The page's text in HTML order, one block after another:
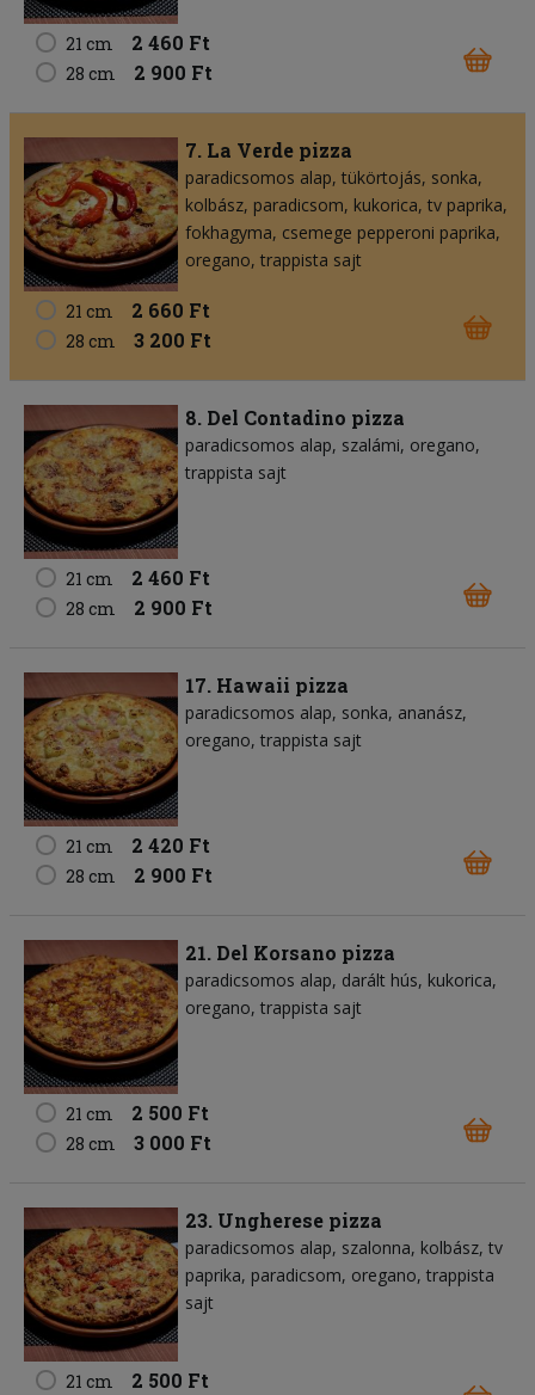
21 cm 2 460 Ft
28 cm 2 900 Ft
7. La Verde pizza
paradicsomos alap tükörtojás sonka
kolbász paradicsom kukorica tv paprika
fokhagyma csemege pepperoni paprika
oregano trappista sajt
21 cm 2 660 Ft
28 cm 3 200 Ft
8. Del Contadino pizza
paradicsomos alap szalámi oregano
trappista sajt
21 cm 2 460 Ft
28 cm 2 900 Ft
17. Hawaii pizza
paradicsomos alap sonka ananász
oregano trappista sajt
21 cm 2 420 Ft
28 cm 2 900 Ft
21. Del Korsano pizza
paradicsomos alap darált hús kukorica
oregano trappista sajt
21 cm 2 500 Ft
28 cm 3 000 Ft
23. Ungherese pizza
paradicsomos alap szalonna kolbász tv
paprika paradicsom oregano trappista
sajt
21 cm 2 500 Ft